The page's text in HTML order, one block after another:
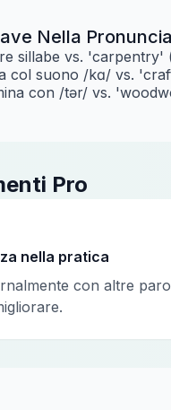
Nella Pronuncia
sillabe vs. 'carpentry'
col suono /kɑ/ vs.
con /tər/ vs.
Pro
nella pratica
con altre